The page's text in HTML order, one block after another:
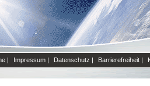
| Impressum | Datenschutz | Barrierefreiheit |